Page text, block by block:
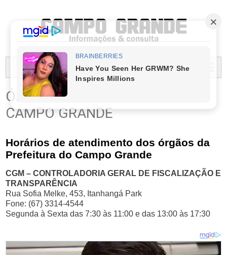
MENU...
ÓRGÃOS DA PREFEITURA DE
CAMPO GRANDE
Horários de atendimento dos órgãos da
Prefeitura do Campo Grande
CGM – CONTROLADORIA GERAL DE FISCALIZAÇÃO E
TRANSPARÊNCIA
Rua Sofia Melke, 453, Itanhangá Park
Fone: (67) 3314-4544
Segunda à Sexta das 7:30 às 11:00 e das 13:00 às 17:30